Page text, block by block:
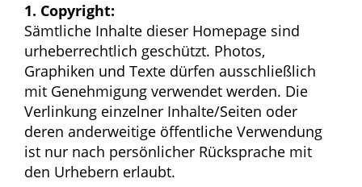
1. Copyright:
Sämtliche Inhalte dieser Homepage sind
urheberrechtlich geschützt. Photos,
Graphiken und Texte dürfen ausschließlich
mit Genehmigung verwendet werden. Die
Verlinkung einzelner Inhalte/Seiten oder
deren anderweitige öffentliche Verwendung
ist nur nach persönlicher Rücksprache mit
den Urhebern erlaubt.